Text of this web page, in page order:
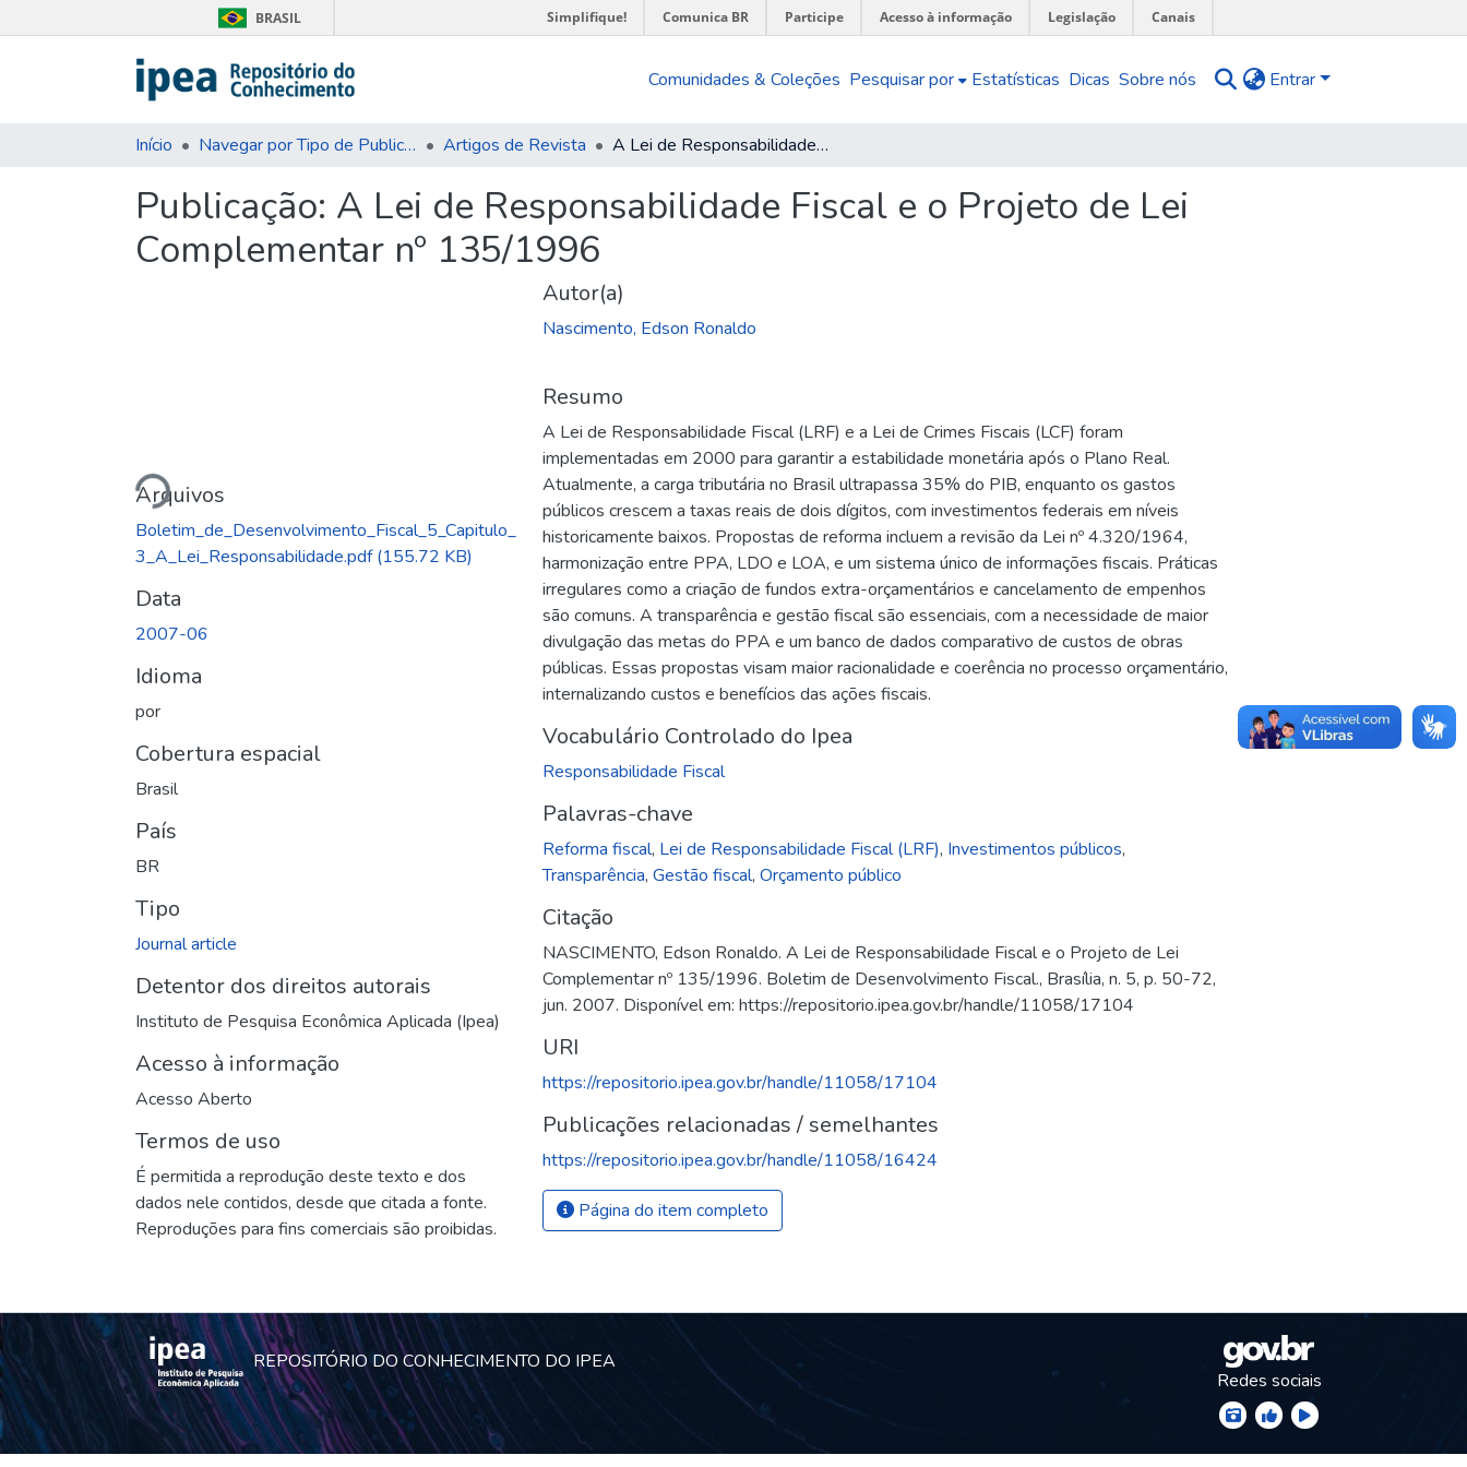
BRASIL Simplifique! Comunica BR Participe Acesso à informação Legislação Canais
Comunidades & Coleções Pesquisar por Estatísticas Dicas Sobre nós Entrar
Início Navegar por Tipo de Publicação Artigos de Revista A Lei de Responsabilidade Fiscal e o Projeto de Lei Complementar nº 135/1996
Publicação: A Lei de Responsabilidade Fiscal e o Projeto de Lei
Complementar nº 135/1996
Carregando...
Arquivos
Boletim_de_Desenvolvimento_Fiscal_5_Capitulo_
3_A_Lei_Responsabilidade.pdf(155.72 KB)
Data
2007-06
Idioma
por
Cobertura espacial
Brasil
País
BR
Tipo
Journal article
Detentor dos direitos autorais
Instituto de Pesquisa Econômica Aplicada (Ipea)
Acesso à informação
Acesso Aberto
Termos de uso
É permitida a reprodução deste texto e dos
dados nele contidos, desde que citada a fonte.
Reproduções para fins comerciais são proibidas.
Autor(a)
Nascimento, Edson Ronaldo
Resumo
A Lei de Responsabilidade Fiscal (LRF) e a Lei de Crimes Fiscais (LCF) foram
implementadas em 2000 para garantir a estabilidade monetária após o Plano Real.
Atualmente, a carga tributária no Brasil ultrapassa 35% do PIB, enquanto os gastos
públicos crescem a taxas reais de dois dígitos, com investimentos federais em níveis
historicamente baixos. Propostas de reforma incluem a revisão da Lei nº 4.320/1964,
harmonização entre PPA, LDO e LOA, e um sistema único de informações fiscais. Práticas
irregulares como a criação de fundos extra-orçamentários e cancelamento de empenhos
são comuns. A transparência e gestão fiscal são essenciais, com a necessidade de maior
divulgação das metas do PPA e um banco de dados comparativo de custos de obras
públicas. Essas propostas visam maior racionalidade e coerência no processo orçamentário,
internalizando custos e benefícios das ações fiscais.
Vocabulário Controlado do Ipea
Responsabilidade Fiscal
Palavras-chave
Reforma fiscal, Lei de Responsabilidade Fiscal (LRF), Investimentos públicos,
Transparência,Gestão fiscal,Orçamento público
Citação
NASCIMENTO, Edson Ronaldo. A Lei de Responsabilidade Fiscal e o Projeto de Lei
Complementar nº 135/1996. Boletim de Desenvolvimento Fiscal., Brasília, n. 5, p. 50-72,
jun. 2007. Disponível em: https://repositorio.ipea.gov.br/handle/11058/17104
URI
https://repositorio.ipea.gov.br/handle/11058/17104
Publicações relacionadas / semelhantes
https://repositorio.ipea.gov.br/handle/11058/16424
Página do item completo
REPOSITÓRIO DO CONHECIMENTO DO IPEA
Redes sociais